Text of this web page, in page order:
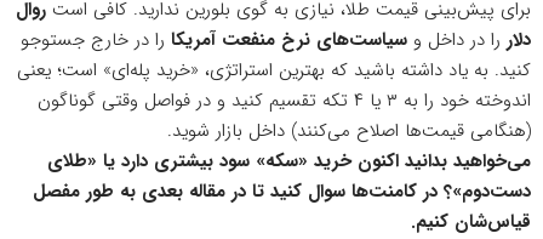
برای پیش‌بینی قیمت طلا، نیازی به گوی بلورین ندارید. کافی است روال
دلار را در داخل و سیاست‌های نرخ منفعت آمریکا را در خارج جستوجو
کنید. به یاد داشته باشید که بهترین استراتژی، «خرید پله‌ای» است؛ یعنی
اندوخته خود را به ۳ یا ۴ تکه تقسیم کنید و در فواصل وقتی گوناگون
(هنگامی قیمت‌ها اصلاح می‌کنند) داخل بازار شوید.
می‌خواهید بدانید اکنون خرید «سکه» سود بیشتری دارد یا «طلای
دست‌دوم»؟ در کامنت‌ها سوال کنید تا در مقاله بعدی به طور مفصل
قیاس‌شان کنیم.